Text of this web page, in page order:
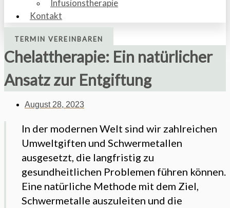
Infusionstherapie
Kontakt
TERMIN VEREINBAREN
Chelattherapie: Ein natürlicher
Ansatz zur Entgiftung
August 28, 2023
In der modernen Welt sind wir zahlreichen
Umweltgiften und Schwermetallen
ausgesetzt, die langfristig zu
gesundheitlichen Problemen führen können.
Eine natürliche Methode mit dem Ziel,
Schwermetalle auszuleiten und die